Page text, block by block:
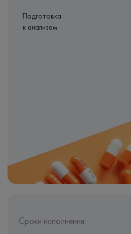
Подготовка
к анализам
Сроки исполнения: